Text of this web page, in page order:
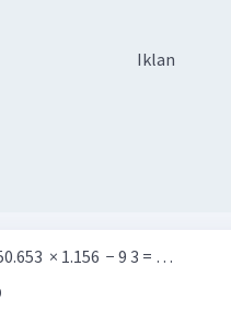
Iklan
× 1.156 ​ − 9 3 = …